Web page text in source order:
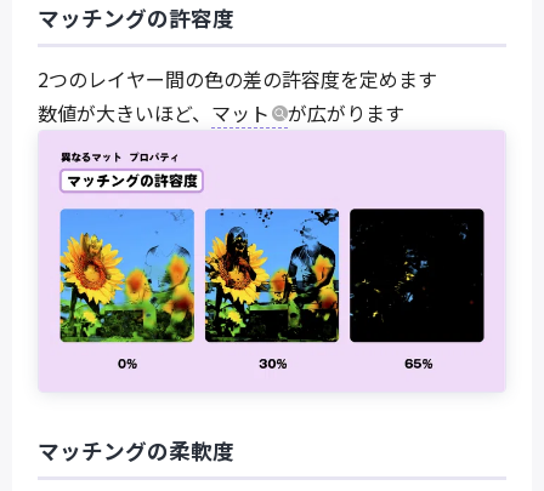
マッチングの許容度
2つのレイヤー間の色の差の許容度を定めます
数値が大きいほど、 マット が広がります
マッチングの柔軟度